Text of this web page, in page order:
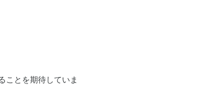
ことを期待していま